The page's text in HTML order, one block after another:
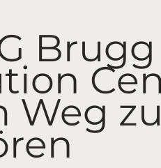
Brugg
Weg zu